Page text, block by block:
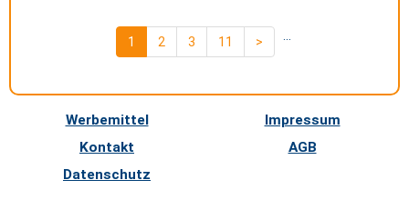
1 2 3 11 >
Werbemittel
Impressum
Kontakt
AGB
Datenschutz